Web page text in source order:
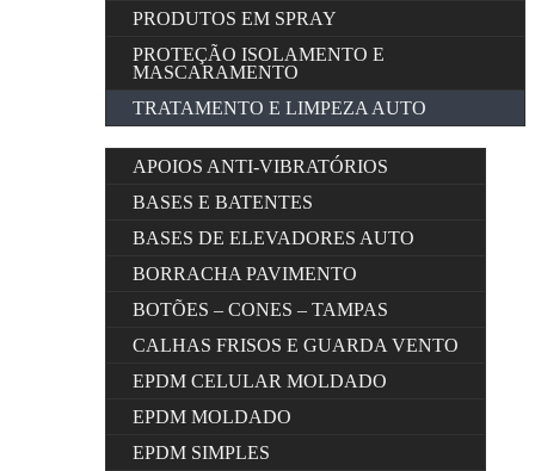
PRODUTOS EM SPRAY
PROTEÇÃO ISOLAMENTO E
MASCARAMENTO
TRATAMENTO E LIMPEZA AUTO
APOIOS ANTI-VIBRATÓRIOS
BASES E BATENTES
BASES DE ELEVADORES AUTO
BORRACHA PAVIMENTO
BOTÕES – CONES – TAMPAS
CALHAS FRISOS E GUARDA VENTO
EPDM CELULAR MOLDADO
EPDM MOLDADO
EPDM SIMPLES